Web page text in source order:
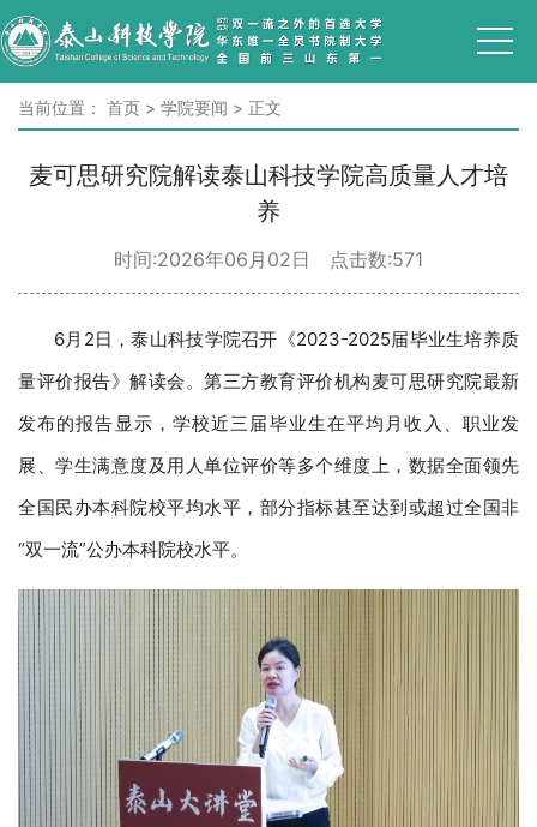
当前位置： 首页 > 学院要闻 > 正文
麦可思研究院解读泰山科技学院高质量人才培
养
时间:2026年06月02日 点击数:571
6月2日，泰山科技学院召开《2023-2025届毕业生培养质
量评价报告》解读会。第三方教育评价机构麦可思研究院最新
发布的报告显示，学校近三届毕业生在平均月收入、职业发
展、学生满意度及用人单位评价等多个维度上，数据全面领先
全国民办本科院校平均水平，部分指标甚至达到或超过全国非
“双一流”公办本科院校水平。